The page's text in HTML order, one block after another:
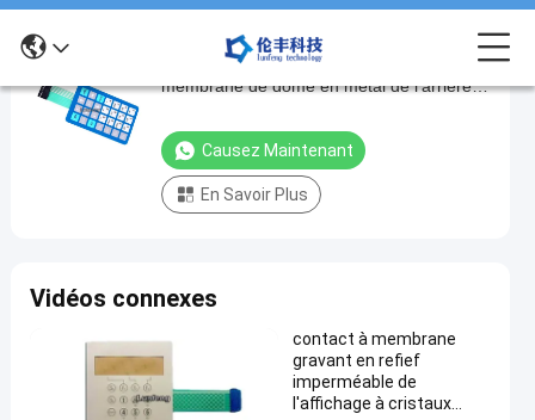
impression
adhésive
d'écran
de
impression adhésive d'écran de contact à
membrane de dôme en métal de l'arrière
Causez Maintenant
En Savoir Plus
Vidéos connexes
contact à membrane
gravant en refief
imperméable de
l'affichage à cristaux